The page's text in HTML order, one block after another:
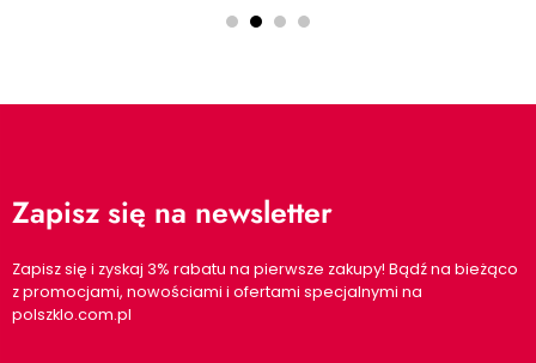
Zapisz się na newsletter
Zapisz się i zyskaj 3% rabatu na pierwsze zakupy! Bądź na bieżąco
z promocjami, nowościami i ofertami specjalnymi na
polszklo.com.pl